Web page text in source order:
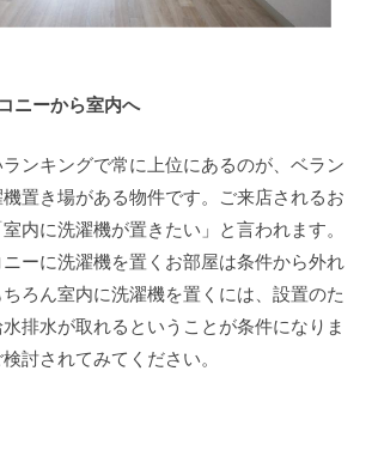
ニーから室内へ
ンキングで常に上位にあるのが、ベラン
置き場がある物件です。ご来店されるお
内に洗濯機が置きたい」と言われます。
ーに洗濯機を置くお部屋は条件から外れ
ろん室内に洗濯機を置くには、設置のた
排水が取れるということが条件になりま
討されてみてください。